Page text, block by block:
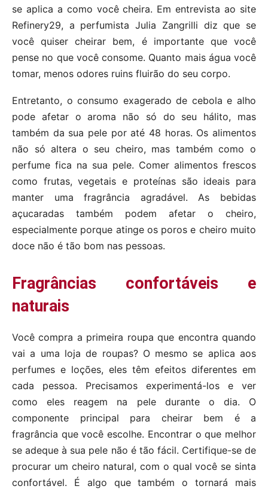
se aplica a como você cheira. Em entrevista ao site
Refinery29, a perfumista Julia Zangrilli diz que se
você quiser cheirar bem, é importante que você
pense no que você consome. Quanto mais água você
tomar, menos odores ruins fluirão do seu corpo.
Entretanto, o consumo exagerado de cebola e alho
pode afetar o aroma não só do seu hálito, mas
também da sua pele por até 48 horas. Os alimentos
não só altera o seu cheiro, mas também como o
perfume fica na sua pele. Comer alimentos frescos
como frutas, vegetais e proteínas são ideais para
manter uma fragrância agradável. As bebidas
açucaradas também podem afetar o cheiro,
especialmente porque atinge os poros e cheiro muito
doce não é tão bom nas pessoas.
Fragrâncias confortáveis e
naturais
Você compra a primeira roupa que encontra quando
vai a uma loja de roupas? O mesmo se aplica aos
perfumes e loções, eles têm efeitos diferentes em
cada pessoa. Precisamos experimentá-los e ver
como eles reagem na pele durante o dia. O
componente principal para cheirar bem é a
fragrância que você escolhe. Encontrar o que melhor
se adeque à sua pele não é tão fácil. Certifique-se de
procurar um cheiro natural, com o qual você se sinta
confortável. É algo que também o tornará mais